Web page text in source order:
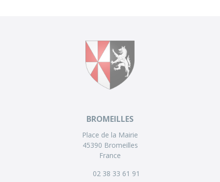
BROMEILLES
Place de la Mairie
45390 Bromeilles
France
02 38 33 61 91